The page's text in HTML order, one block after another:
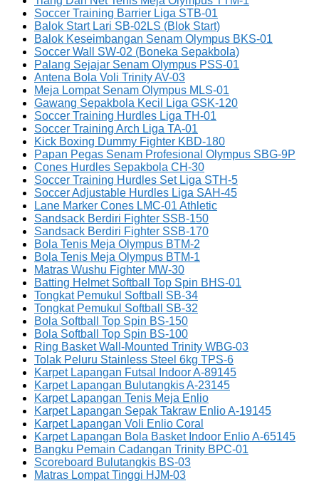
Soccer Training Barrier Liga STB-01
Balok Start Lari SB-02LS (Blok Start)
Balok Keseimbangan Senam Olympus BKS-01
Soccer Wall SW-02 (Boneka Sepakbola)
Palang Sejajar Senam Olympus PSS-01
Antena Bola Voli Trinity AV-03
Meja Lompat Senam Olympus MLS-01
Gawang Sepakbola Kecil Liga GSK-120
Soccer Training Hurdles Liga TH-01
Soccer Training Arch Liga TA-01
Kick Boxing Dummy Fighter KBD-180
Papan Pegas Senam Profesional Olympus SBG-9P
Cones Hurdles Sepakbola CH-30
Soccer Training Hurdles Set Liga STH-5
Soccer Adjustable Hurdles Liga SAH-45
Lane Marker Cones LMC-01 Athletic
Sandsack Berdiri Fighter SSB-150
Sandsack Berdiri Fighter SSB-170
Bola Tenis Meja Olympus BTM-2
Bola Tenis Meja Olympus BTM-1
Matras Wushu Fighter MW-30
Batting Helmet Softball Top Spin BHS-01
Tongkat Pemukul Softball SB-34
Tongkat Pemukul Softball SB-32
Bola Softball Top Spin BS-150
Bola Softball Top Spin BS-100
Ring Basket Wall-Mounted Trinity WBG-03
Tolak Peluru Stainless Steel 6kg TPS-6
Karpet Lapangan Futsal Indoor A-89145
Karpet Lapangan Bulutangkis A-23145
Karpet Lapangan Tenis Meja Enlio
Karpet Lapangan Sepak Takraw Enlio A-19145
Karpet Lapangan Voli Enlio Coral
Karpet Lapangan Bola Basket Indoor Enlio A-65145
Bangku Pemain Cadangan Trinity BPC-01
Scoreboard Bulutangkis BS-03
Matras Lompat Tinggi HJM-03